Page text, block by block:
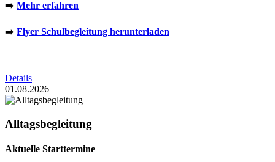
➡️ Mehr erfahren
➡️ Flyer Schulbegleitung herunterladen
Details
01.08.2026
Alltagsbegleitung
Aktuelle Starttermine